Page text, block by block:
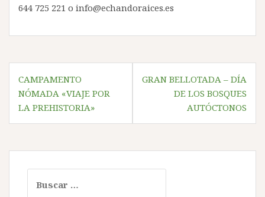
644 725 221 o info@echandoraices.es
Navegación
de
entradas
CAMPAMENTO
NÓMADA «VIAJE POR
LA PREHISTORIA»
GRAN BELLOTADA – DÍA
DE LOS BOSQUES
AUTÓCTONOS